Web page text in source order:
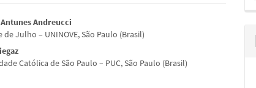
Andreucci
Julho – UNINOVE, São Paulo (Brasil)
Católica de São Paulo – PUC, São Paulo (Brasil)